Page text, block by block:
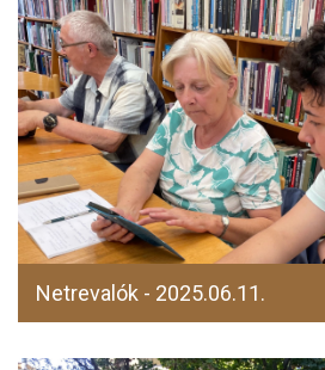
Netrevalók - 2025.06.11.